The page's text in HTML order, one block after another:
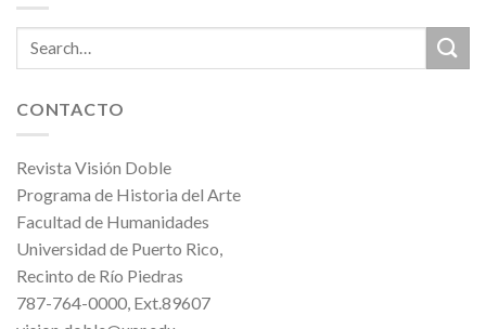
CONTACTO
Revista Visión Doble
Programa de Historia del Arte
Facultad de Humanidades
Universidad de Puerto Rico,
Recinto de Río Piedras
787-764-0000, Ext.89607